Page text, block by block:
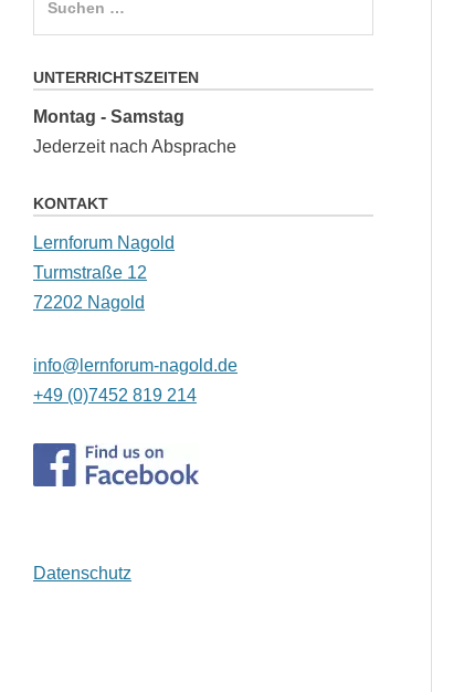
UNTERRICHTSZEITEN
Montag - Samstag
Jederzeit nach Absprache
KONTAKT
Lernforum Nagold
Turmstraße 12
72202 Nagold
info@lernforum-nagold.de
+49 (0)7452 819 214
Datenschutz